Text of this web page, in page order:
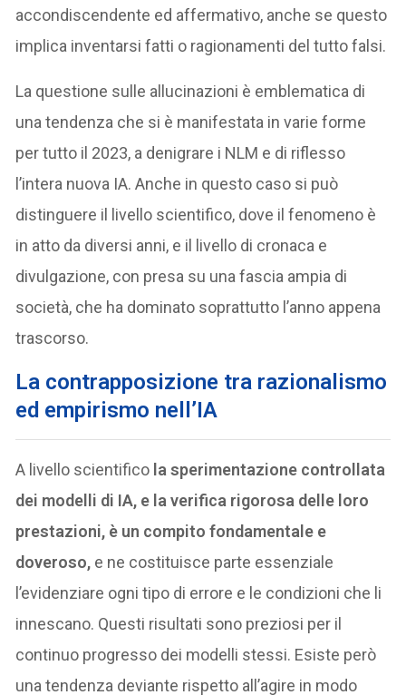
accondiscendente ed affermativo, anche se questo
implica inventarsi fatti o ragionamenti del tutto falsi.
La questione sulle allucinazioni è emblematica di
una tendenza che si è manifestata in varie forme
per tutto il 2023, a denigrare i NLM e di riflesso
l’intera nuova IA. Anche in questo caso si può
distinguere il livello scientifico, dove il fenomeno è
in atto da diversi anni, e il livello di cronaca e
divulgazione, con presa su una fascia ampia di
società, che ha dominato soprattutto l’anno appena
trascorso.
La contrapposizione tra razionalismo
ed empirismo nell’IA
A livello scientifico la sperimentazione controllata
dei modelli di IA, e la verifica rigorosa delle loro
prestazioni, è un compito fondamentale e
doveroso, e ne costituisce parte essenziale
l’evidenziare ogni tipo di errore e le condizioni che li
innescano. Questi risultati sono preziosi per il
continuo progresso dei modelli stessi. Esiste però
una tendenza deviante rispetto all’agire in modo